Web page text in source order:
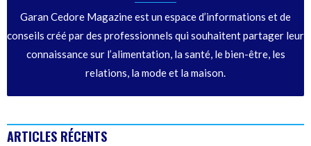
Garan Cedore Magazine est un espace d’informations et de
conseils créé par des professionnels qui souhaitent partager leur
connaissance sur l’alimentation, la santé, le bien-être, les
relations, la mode et la maison.
ARTICLES RÉCENTS